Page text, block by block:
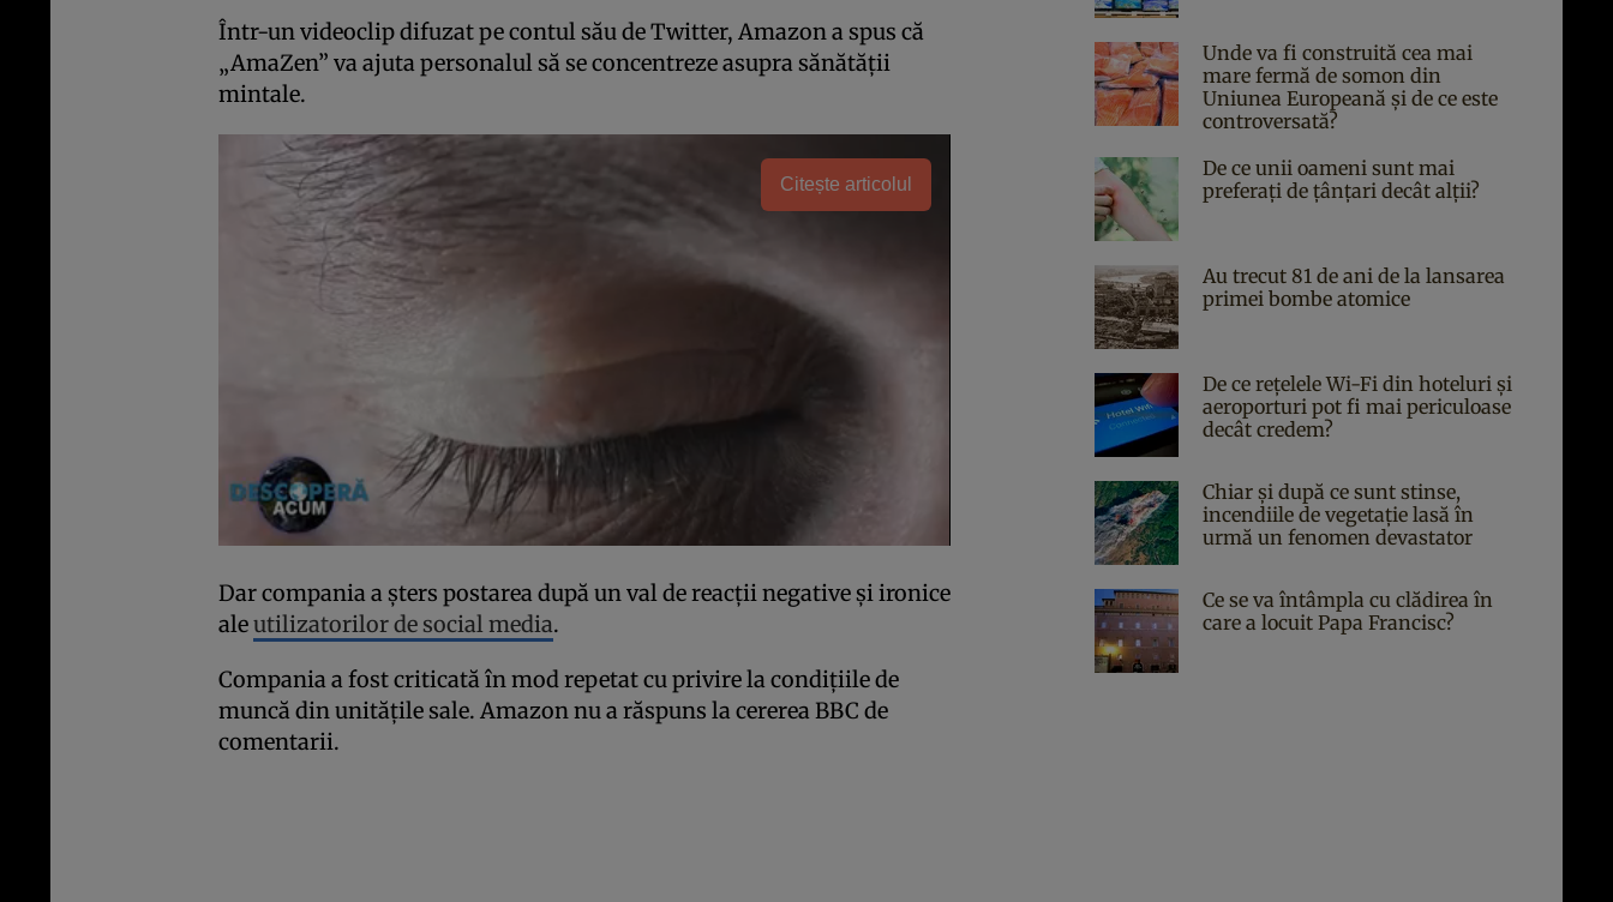
Într-un videoclip difuzat pe contul său de Twitter, Amazon a spus că
„AmaZen” va ajuta personalul să se concentreze asupra sănătății
mintale.
Citește articolul
Dar compania a șters postarea după un val de reacții negative și ironice
aleutilizatorilor de social media.
Compania a fost criticată în mod repetat cu privire la condițiile de
muncă din unitățile sale. Amazon nu a răspuns la cererea BBC de
comentarii.
Unde va fi construită cea mai
mare fermă de somon din
Uniunea Europeană și de ce este
controversată?
De ce unii oameni sunt mai
preferați de țânțari decât alții?
Au trecut 81 de ani de la lansarea
primei bombe atomice
De ce rețelele Wi-Fi din hoteluri și
aeroporturi pot fi mai periculoase
decât credem?
Chiar și după ce sunt stinse,
incendiile de vegetație lasă în
urmă un fenomen devastator
Ce se va întâmpla cu clădirea în
care a locuit Papa Francisc?